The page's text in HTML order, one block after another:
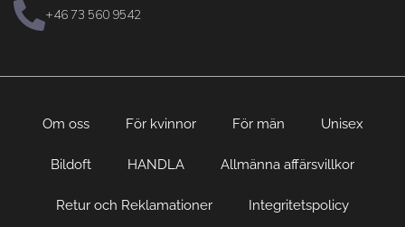
+46 73 560 9542
Om oss För kvinnor För män Unisex
Bildoft HANDLA Allmänna affärsvillkor
Retur och Reklamationer Integritetspolicy